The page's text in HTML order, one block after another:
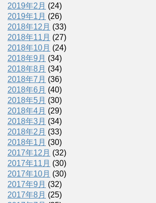
2019年2月 (24)
2019年1月 (26)
2018年12月 (33)
2018年11月 (27)
2018年10月 (24)
2018年9月 (34)
2018年8月 (34)
2018年7月 (36)
2018年6月 (40)
2018年5月 (30)
2018年4月 (29)
2018年3月 (34)
2018年2月 (33)
2018年1月 (30)
2017年12月 (32)
2017年11月 (30)
2017年10月 (30)
2017年9月 (32)
2017年8月 (25)